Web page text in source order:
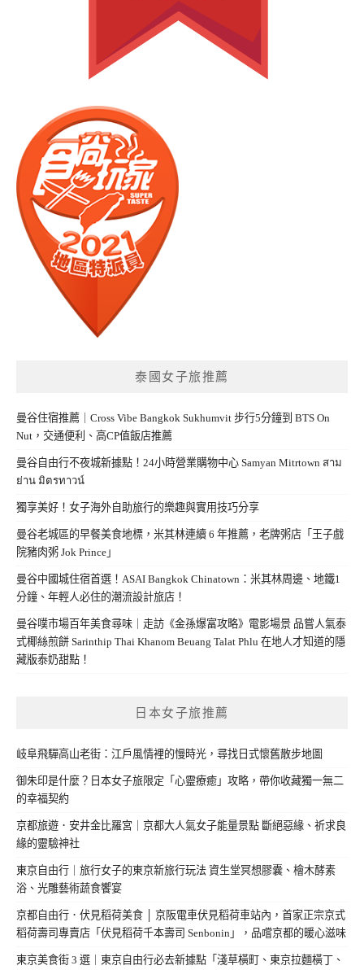
泰國女子旅推薦
曼谷住宿推薦｜Cross Vibe Bangkok Sukhumvit 步行5分鐘到 BTS On
Nut，交通便利、高CP值飯店推薦
曼谷自由行不夜城新據點！24小時營業購物中心 Samyan Mitrtown สาม
ย่าน มิตรทาวน์
獨享美好！女子海外自助旅行的樂趣與實用技巧分享
曼谷老城區的早餐美食地標，米其林連續 6 年推薦，老牌粥店「王子戲
院豬肉粥 Jok Prince」
曼谷中國城住宿首選！ASAI Bangkok Chinatown：米其林周邊、地鐵1
分鐘、年輕人必住的潮流設計旅店！
曼谷噗市場百年美食尋味｜走訪《金孫爆富攻略》電影場景 品嘗人氣泰
式椰絲煎餅 Sarinthip Thai Khanom Beuang Talat Phlu 在地人才知道的隱
藏版泰奶甜點！
日本女子旅推薦
岐阜飛驒高山老街：江戶風情裡的慢時光，尋找日式懷舊散步地圖
御朱印是什麼？日本女子旅限定「心靈療癒」攻略，帶你收藏獨一無二
的幸福契約
京都旅遊．安井金比羅宮｜京都大人氣女子能量景點 斷絕惡緣、祈求良
緣的靈驗神社
東京自由行｜旅行女子的東京新旅行玩法 資生堂冥想膠囊、檜木酵素
浴、光雕藝術蔬食饗宴
京都自由行．伏見稻荷美食 │ 京阪電車伏見稻荷車站內，首家正宗京式
稻荷壽司專賣店「伏見稻荷千本壽司 Senbonin」，品嚐京都的暖心滋味
東京美食街 3 選｜東京自由行必去新據點「淺草橫町、東京拉麵橫丁、